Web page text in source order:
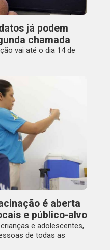
já podem
chamada
vai até o dia 14 de
é aberta
e público-alvo
e adolescentes,
de todas as